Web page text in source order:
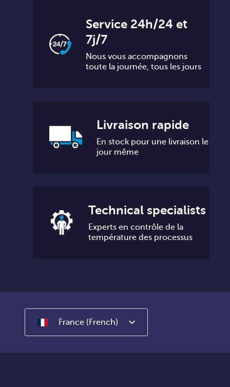
Service 24h/24 et
7j/7
Nous vous accompagnons
toute la journée, tous les jours
Livraison rapide
En stock pour une livraison le
jour même
Technical specialists
Experts en contrôle de la
température des processus
France (French)